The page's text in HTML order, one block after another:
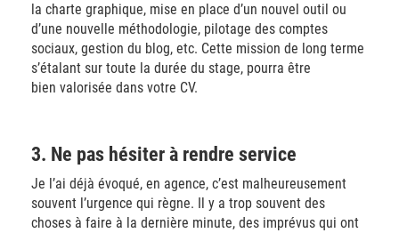
la charte graphique, mise en place d’un nouvel outil ou
d’une nouvelle méthodologie, pilotage des comptes
sociaux, gestion du blog, etc. Cette mission de long terme
s’étalant sur toute la durée du stage, pourra être
bien valorisée dans votre CV.
3. Ne pas hésiter à rendre service
Je l’ai déjà évoqué, en agence, c’est malheureusement
souvent l’urgence qui règne. Il y a trop souvent des
choses à faire à la dernière minute, des imprévus qui ont